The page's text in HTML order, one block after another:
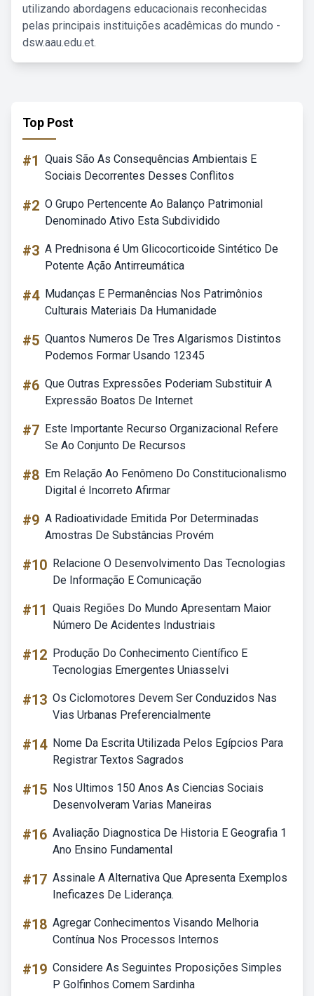
utilizando abordagens educacionais reconhecidas
pelas principais instituições acadêmicas do mundo -
dsw.aau.edu.et.
Top Post
#1 Quais São As Consequências Ambientais E
Sociais Decorrentes Desses Conflitos
#2 O Grupo Pertencente Ao Balanço Patrimonial
Denominado Ativo Esta Subdividido
#3 A Prednisona é Um Glicocorticoide Sintético De
Potente Ação Antirreumática
#4 Mudanças E Permanências Nos Patrimônios
Culturais Materiais Da Humanidade
#5 Quantos Numeros De Tres Algarismos Distintos
Podemos Formar Usando 12345
#6 Que Outras Expressões Poderiam Substituir A
Expressão Boatos De Internet
#7 Este Importante Recurso Organizacional Refere
Se Ao Conjunto De Recursos
#8 Em Relação Ao Fenômeno Do Constitucionalismo
Digital é Incorreto Afirmar
#9 A Radioatividade Emitida Por Determinadas
Amostras De Substâncias Provém
#10 Relacione O Desenvolvimento Das Tecnologias
De Informação E Comunicação
#11 Quais Regiões Do Mundo Apresentam Maior
Número De Acidentes Industriais
#12 Produção Do Conhecimento Científico E
Tecnologias Emergentes Uniasselvi
#13 Os Ciclomotores Devem Ser Conduzidos Nas
Vias Urbanas Preferencialmente
#14 Nome Da Escrita Utilizada Pelos Egípcios Para
Registrar Textos Sagrados
#15 Nos Ultimos 150 Anos As Ciencias Sociais
Desenvolveram Varias Maneiras
#16 Avaliação Diagnostica De Historia E Geografia 1
Ano Ensino Fundamental
#17 Assinale A Alternativa Que Apresenta Exemplos
Ineficazes De Liderança.
#18 Agregar Conhecimentos Visando Melhoria
Contínua Nos Processos Internos
#19 Considere As Seguintes Proposições Simples
P Golfinhos Comem Sardinha